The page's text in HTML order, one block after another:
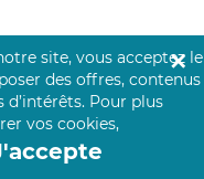
vous accompagne par
site, vous acceptez le
des offres, contenus
d’intérêts. Pour plus
vos cookies,
✕